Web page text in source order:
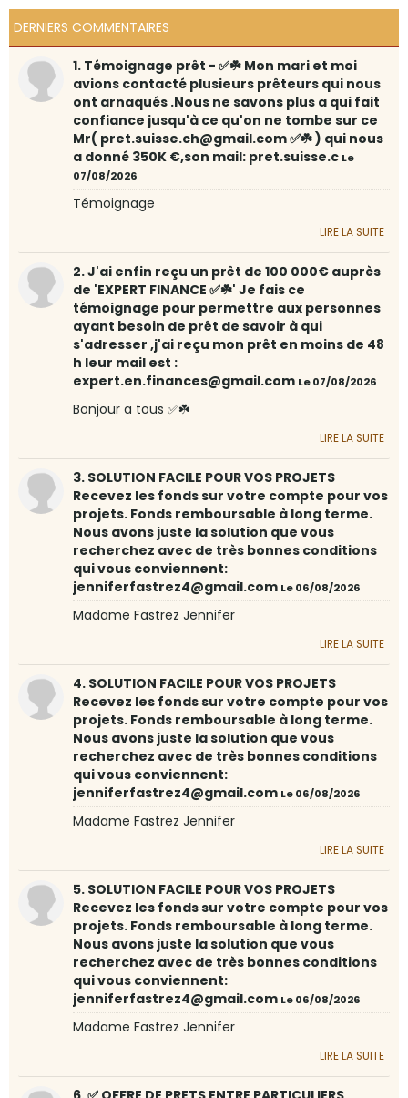
DERNIERS COMMENTAIRES
1. Témoignage prêt - ✅☘️ Mon mari et moi
avions contacté plusieurs prêteurs qui nous
ont arnaqués .Nous ne savons plus a qui fait
confiance jusqu'à ce qu'on ne tombe sur ce
Mr( pret.suisse.ch@gmail.com ✅☘️ ) qui nous
a donné 350K €,son mail: pret.suisse.c Le
07/08/2026
Témoignage
LIRE LA SUITE
2. J'ai enfin reçu un prêt de 100 000€ auprès
de 'EXPERT FINANCE ✅☘️' Je fais ce
témoignage pour permettre aux personnes
ayant besoin de prêt de savoir à qui
s'adresser ,j'ai reçu mon prêt en moins de 48
h leur mail est :
expert.en.finances@gmail.com Le 07/08/2026
Bonjour a tous ✅☘️
LIRE LA SUITE
3. SOLUTION FACILE POUR VOS PROJETS
Recevez les fonds sur votre compte pour vos
projets. Fonds remboursable à long terme.
Nous avons juste la solution que vous
recherchez avec de très bonnes conditions
qui vous conviennent:
jenniferfastrez4@gmail.com Le 06/08/2026
Madame Fastrez Jennifer
LIRE LA SUITE
4. SOLUTION FACILE POUR VOS PROJETS
Recevez les fonds sur votre compte pour vos
projets. Fonds remboursable à long terme.
Nous avons juste la solution que vous
recherchez avec de très bonnes conditions
qui vous conviennent:
jenniferfastrez4@gmail.com Le 06/08/2026
Madame Fastrez Jennifer
LIRE LA SUITE
5. SOLUTION FACILE POUR VOS PROJETS
Recevez les fonds sur votre compte pour vos
projets. Fonds remboursable à long terme.
Nous avons juste la solution que vous
recherchez avec de très bonnes conditions
qui vous conviennent:
jenniferfastrez4@gmail.com Le 06/08/2026
Madame Fastrez Jennifer
LIRE LA SUITE